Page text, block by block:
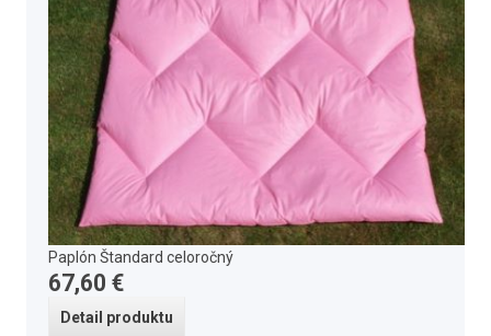
Paplón Štandard celoročný
67,60 €
Detail produktu